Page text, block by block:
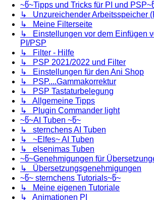
~წ~Tipps und Tricks für PI und
↳ Unzureichender Arbeitsspeicher
↳ Meine Filterseite
↳ Einstellungen vor dem Einfügen
PI/PSP
↳ Filter - Hilfe
↳ PSP 2021/2022 und Filter
↳ Einstellungen für den Ani Shop
↳ PSP....Gammakorrektur
↳ PSP Tastaturbelegung
↳ Allgemeine Tipps
↳ Plugin Commander light
~წ~AI Tuben ~წ~
↳ sternchens AI Tuben
↳ ~Elfes~ AI Tuben
↳ elsenimas Tuben
~წ~Genehmigungen für
↳ Übersetzungsgenehmigungen
~წ~ sternchens Tutorials~წ~
↳ Meine eigenen Tutoriale
↳ Animationen PI